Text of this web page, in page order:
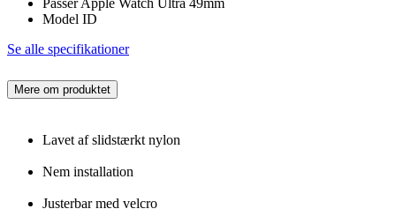
Model ID
Se alle specifikationer
Mere om produktet
Lavet af slidstærkt nylon
Nem installation
Justerbar med velcro